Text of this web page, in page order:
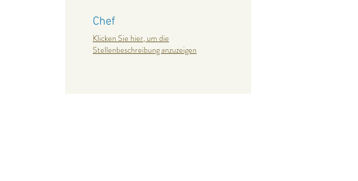
Chef
Klicken Sie hier, um die
Stellenbeschreibung anzuzeigen